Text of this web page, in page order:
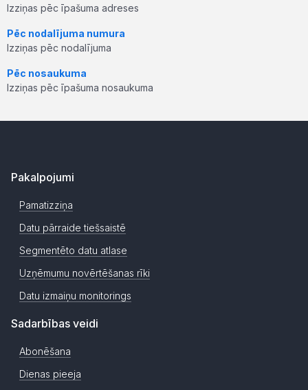
Izziņas pēc īpašuma adreses
Pēc nodalījuma numura
Izziņas pēc nodalījuma
Pēc nosaukuma
Izziņas pēc īpašuma nosaukuma
Pakalpojumi
Pamatizziņa
Datu pārraide tiešsaistē
Segmentēto datu atlase
Uzņēmumu novērtēšanas rīki
Datu izmaiņu monitorings
Sadarbības veidi
Abonēšana
Dienas pieeja